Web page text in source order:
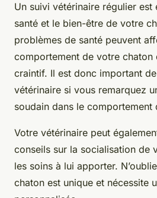
Un suivi vétérinaire régulier est
santé et le bien-être de votre
problèmes de santé peuvent
comportement de votre chaton
craintif. Il est donc important
vétérinaire si vous remarquez
soudain dans le comportement
Votre vétérinaire peut
conseils sur la socialisation de
les soins à lui apporter.
chaton est unique et nécessite